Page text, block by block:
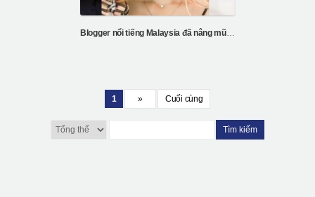
Blogger nổi tiếng Malaysia đã nâng mũi và tiêm mỡ tại Hàn Quốc
1 » Cuối cùng
Tìm kiếm